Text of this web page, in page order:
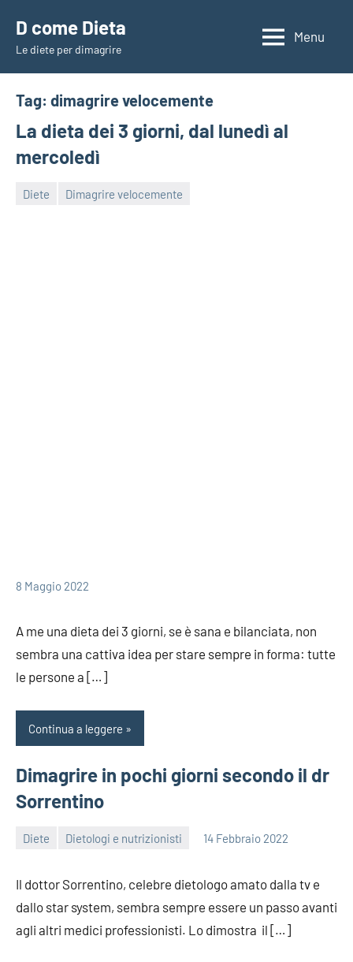
contenuto
D come Dieta
Le diete per dimagrire
Menu
Tag: dimagrire velocemente
La dieta dei 3 giorni, dal lunedì al
mercoledì
Diete Dimagrire velocemente
8 Maggio 2022
A me una dieta dei 3 giorni, se è sana e bilanciata, non
sembra una cattiva idea per stare sempre in forma: tutte
le persone a […]
Continua a leggere
Dimagrire in pochi giorni secondo il dr
Sorrentino
Diete Dietologi e nutrizionisti 14 Febbraio 2022
Il dottor Sorrentino, celebre dietologo amato dalla tv e
dallo star system, sembra sempre essere un passo avanti
agli altri medici professionisti. Lo dimostra il […]